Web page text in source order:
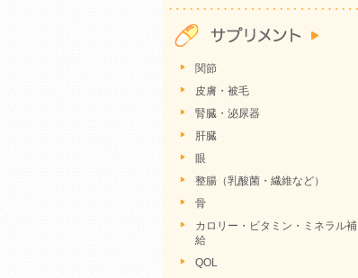
関節
皮膚・被毛
腎臓・泌尿器
肝臓
眼
整腸（乳酸菌・繊維など）
骨
カロリー・ビタミン・ミネラル補
給
QOL